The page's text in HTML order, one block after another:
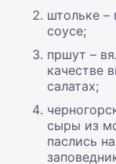
штольке
соусе;
пршут –
качестве
салатах;
сыры из
паслись